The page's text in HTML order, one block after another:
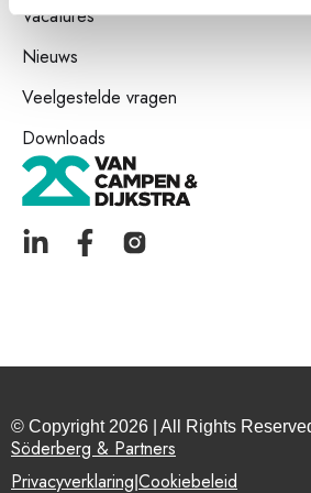
Vacatures
Nieuws
Veelgestelde vragen
Downloads
© Copyright 2026 | All Rights
Söderberg & Partners
Privacyverklaring Cookiebeleid